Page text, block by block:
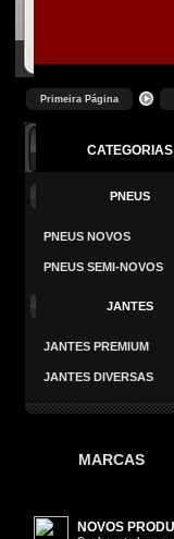
Primeira Página
CATEGORIAS
PNEUS
PNEUS NOVOS
PNEUS SEMI-NOVOS
JANTES
JANTES PREMIUM
JANTES DIVERSAS
MARCAS